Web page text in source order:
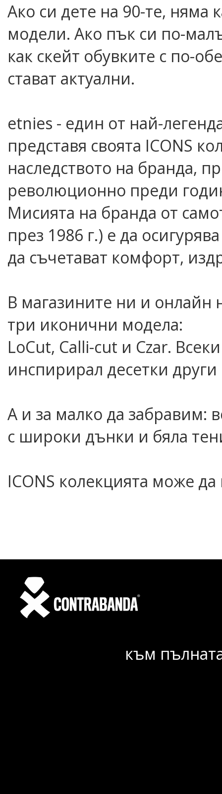
Ако си дете на 90-те, няма
модели. Ако пък си по-
как скейт обувките с по-
стават актуални.
etnies - eдин от най-
представя своята ICONS
наследството на бранда,
революционно преди
Мисията на бранда от
през 1986 г.) е да
да съчетават комфорт,
В магазините ни и онлайн
три иконични модела:
LoCut, Calli-cut и Czar.
инспирирал десетки
А и за малко да забравим:
с широки дънки и бяла
ICONS колекцията може
към